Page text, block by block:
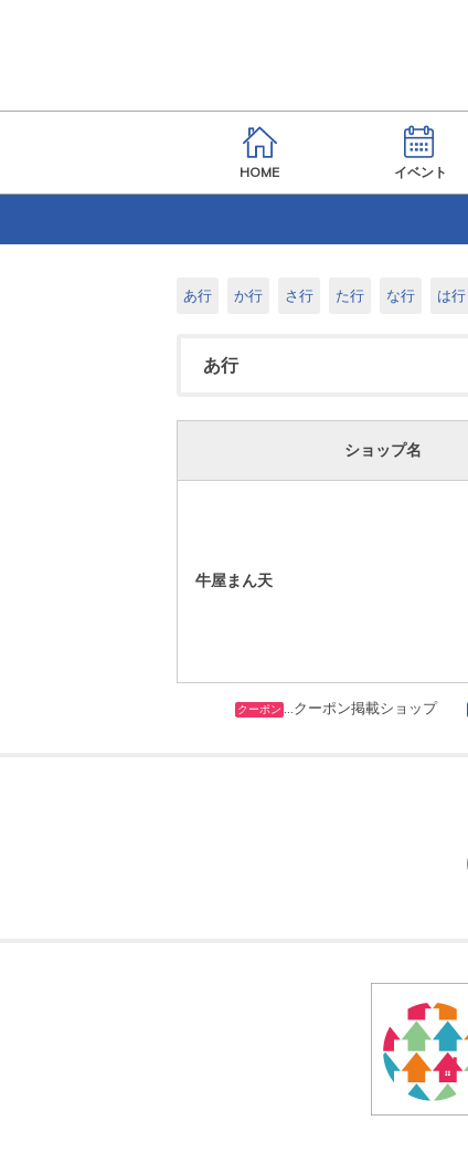
HOME イベント
あ行 か行 さ行 た行 な行 は行
あ行
ショップ名
牛屋まん天
クーポン …クーポン掲載ショップ